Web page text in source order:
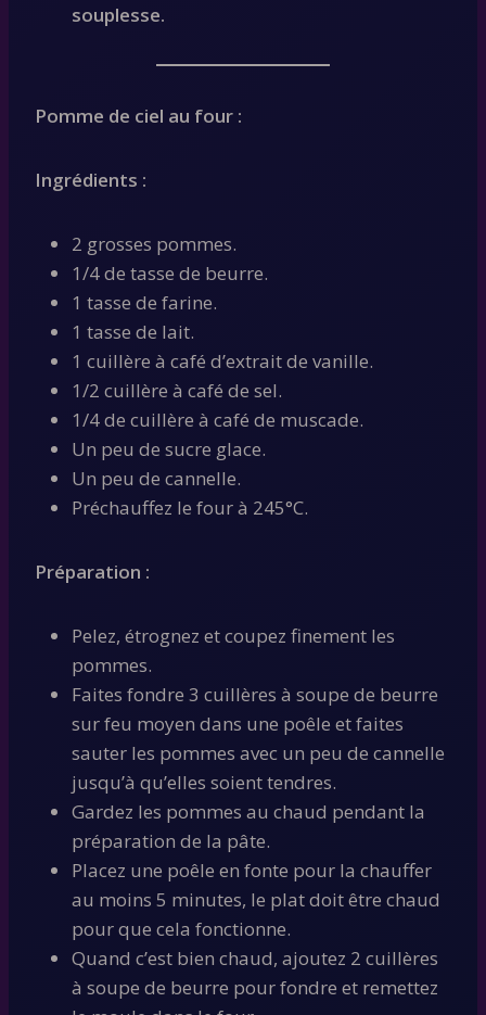
souplesse.
Pomme de ciel au four :
Ingrédients :
2 grosses pommes.
1/4 de tasse de beurre.
1 tasse de farine.
1 tasse de lait.
1 cuillère à café d’extrait de vanille.
1/2 cuillère à café de sel.
1/4 de cuillère à café de muscade.
Un peu de sucre glace.
Un peu de cannelle.
Préchauffez le four à 245°C.
Préparation :
Pelez, étrognez et coupez finement les
pommes.
Faites fondre 3 cuillères à soupe de beurre
sur feu moyen dans une poêle et faites
sauter les pommes avec un peu de cannelle
jusqu’à qu’elles soient tendres.
Gardez les pommes au chaud pendant la
préparation de la pâte.
Placez une poêle en fonte pour la chauffer
au moins 5 minutes, le plat doit être chaud
pour que cela fonctionne.
Quand c’est bien chaud, ajoutez 2 cuillères
à soupe de beurre pour fondre et remettez